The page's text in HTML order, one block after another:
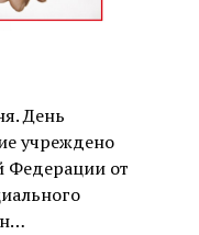
День
учреждено
Федерации от